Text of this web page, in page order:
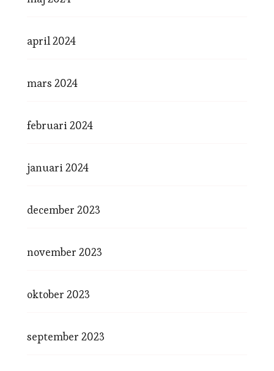
april 2024
mars 2024
februari 2024
januari 2024
december 2023
november 2023
oktober 2023
september 2023